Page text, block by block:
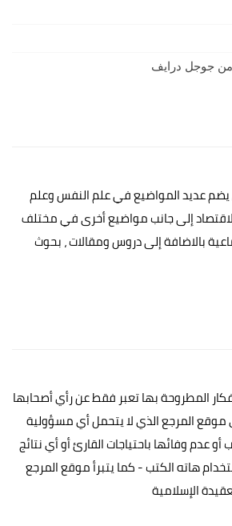
من جوجل درايف
عديد المواضيع في علم النفس وعلم
إلى جانب مواضيع أخرى في مختلف
بالاضافة إلى دروس ومقالات ، بحوث
المطروحة بها تعبر فقط عن رأي أصحابها
موقع المرجع الذي لا يتحمل أي مسؤولية
عدم وفائها باحتياجات القارئ أو أي نتائج
هاته الكتب - كما يتبرأ موقع المرجع
الإسلامية